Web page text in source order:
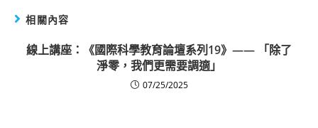
相關內容
線上講座：《國際科學教育論壇系列19》—— 「除了
淨零，我們更需要調適」
07/25/2025